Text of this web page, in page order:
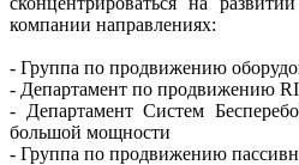
компании направлениях:
- Группа по продвижению
- Департамент по продвижению
- Департамент Систем
большой мощности
- Группа по продвижению